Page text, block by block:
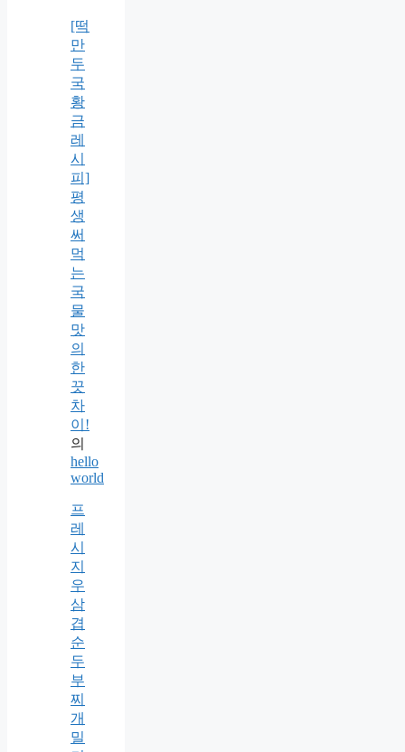
[떡
만
두
국
황
금
레
시
피]
평
생
써
먹
는
국
물
맛
의
한
끗
차
이!
의
hello
world
프
레
시
지
우
삼
겹
순
두
부
찌
개
밀